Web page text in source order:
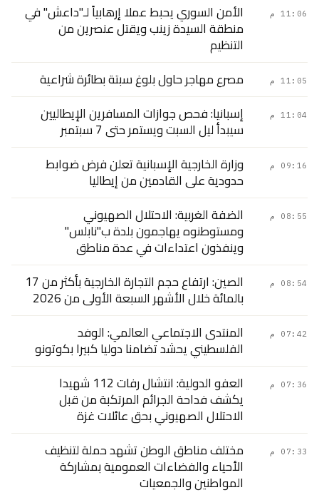
11:06 م الأمن السوري يحبط عملا إرهابياً لـ"داعش" في
منطقة السيدة زينب ويقتل عنصرين من
التنظيم
11:05 م مصرع مهاجر حاول بلوغ سبتة بطائرة شراعية
11:04 م إسبانيا: فحص جوازات المسافرين الإيطاليين
سيبدأ ليل السبت ويستمر حتى 7 سبتمبر
09:16 م وزارة الخارجية الإسبانية تعلن فرض ضوابط
حدودية على القادمين من إيطاليا
08:55 م الضفة الغربية: الاحتلال الصهيوني
ومستوطنوه يهاجمون بلدة ب"نابلس"
وينفذون اعتداءات في عدة مناطق
08:54 م الصين: ارتفاع حجم التجارة الخارجية بأكثر من 17
بالمائة خلال الأشهر السبعة الأولى من 2026
07:42 م المنتدى الاجتماعي العالمي: الوفد
الفلسطيني يحشد تضامنا دوليا كبيرا بكوتونو
07:36 م العفو الدولية: انتشال رفات 112 شهيدا
يكشف فداحة الجرائم المرتكبة من قبل
الاحتلال الصهيوني بحق عائلات غزة
07:33 م مختلف مناطق الوطن تشهد حملة لتنظيف
الأحياء والفضاءات العمومية بمشاركة
المواطنين والجمعيات